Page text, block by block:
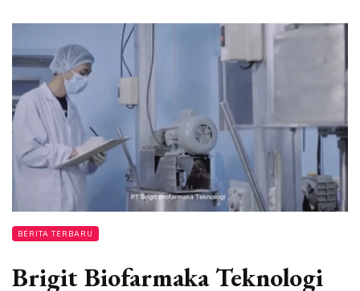
BERITA TERBARU
Brigit Biofarmaka Teknologi